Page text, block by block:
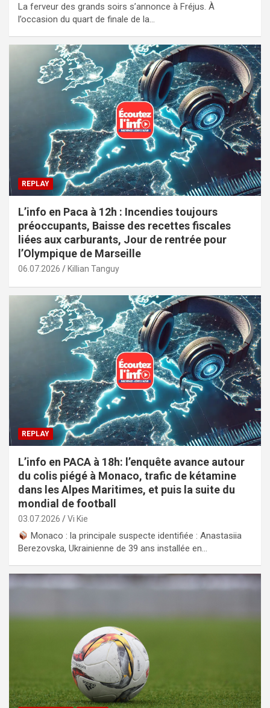
La ferveur des grands soirs s’annonce à Fréjus. À
l’occasion du quart de finale de la…
REPLAY
L’info en Paca à 12h : Incendies toujours
préoccupants, Baisse des recettes fiscales
liées aux carburants, Jour de rentrée pour
l’Olympique de Marseille
06.07.2026 Killian Tanguy
REPLAY
L’info en PACA à 18h: l’enquête avance autour
du colis piégé à Monaco, trafic de kétamine
dans les Alpes Maritimes, et puis la suite du
mondial de football
03.07.2026 Vi Kie
Monaco : la principale suspecte identifiée : Anastasiia
Berezovska, Ukrainienne de 39 ans installée en…